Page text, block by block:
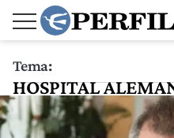
Tema:
HOSPITAL